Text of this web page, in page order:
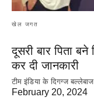
खेल जगत
दूसरी बार‌ पिता
कर दी‌ जानकारी
टीम इंडिया के दिगग्ज
February 20, 2024